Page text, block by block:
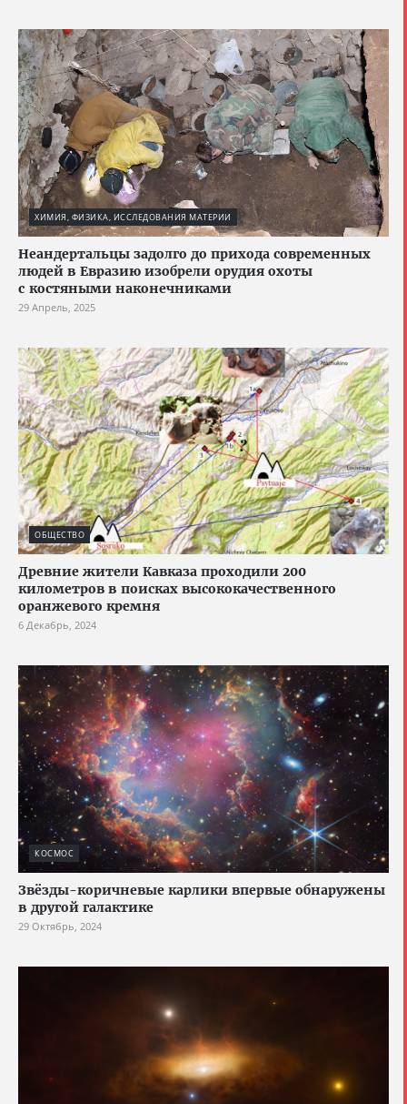
ХИМИЯ, ФИЗИКА, ИССЛЕДОВАНИЯ МАТЕРИИ
Неандертальцы задолго до прихода современных
людей в Евразию изобрели орудия охоты
с костяными наконечниками
29 Апрель, 2025
ОБЩЕСТВО
Древние жители Кавказа проходили 200
километров в поисках высококачественного
оранжевого кремня
6 Декабрь, 2024
КОСМОС
Звёзды-коричневые карлики впервые обнаружены
в другой галактике
29 Октябрь, 2024